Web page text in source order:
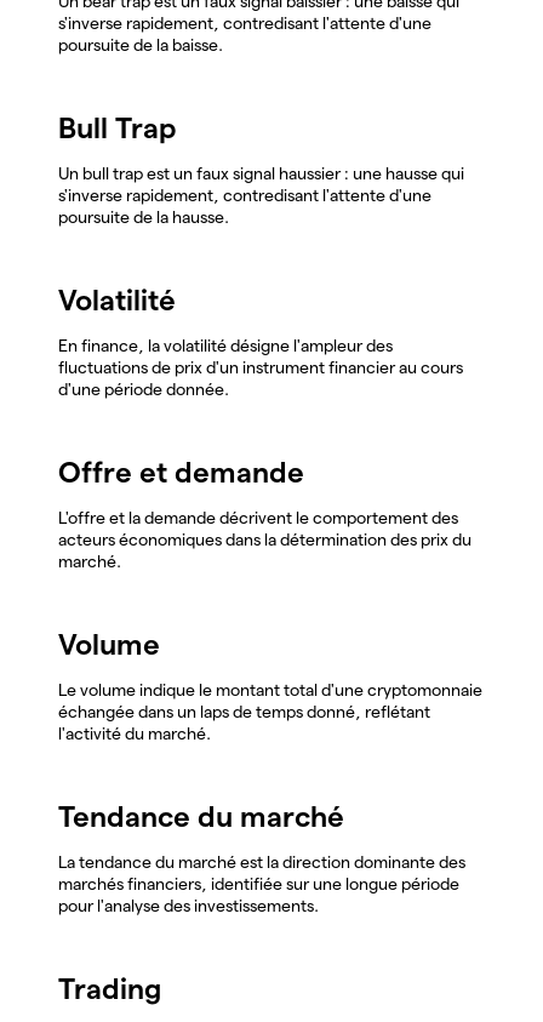
s'inverse rapidement, contredisant l'attente d'une
poursuite de la baisse.
Bull Trap
Un bull trap est un faux signal haussier : une hausse qui
s'inverse rapidement, contredisant l'attente d'une
poursuite de la hausse.
Volatilité
En finance, la volatilité désigne l'ampleur des
fluctuations de prix d'un instrument financier au cours
d'une période donnée.
Offre et demande
L'offre et la demande décrivent le comportement des
acteurs économiques dans la détermination des prix du
marché.
Volume
Le volume indique le montant total d'une cryptomonnaie
échangée dans un laps de temps donné, reflétant
l'activité du marché.
Tendance du marché
La tendance du marché est la direction dominante des
marchés financiers, identifiée sur une longue période
pour l'analyse des investissements.
Trading